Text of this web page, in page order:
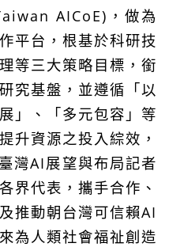
AICoE) ，做為
平台，根基於科研技
等三大策略目標，銜
究基盤，並遵循「以
」、「多元包容」等
升資源之投入綜效，
灣AI展望與布局記者
界代表，攜手合作、
推動朝台灣可信賴AI
為人類社會福祉創造